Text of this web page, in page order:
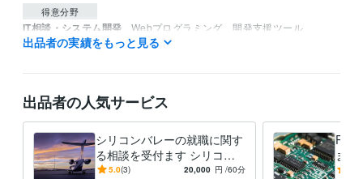
得意分野
IT相談・システム開発 Webプログラミング、開発支援ツール
システム設計 Webプログラミング
シリコンバレー システム開発
プログラムマネージメ
語学学習
海外履歴書
出品者の実績をもっと見る
出品者の人気サービス
シリコンバレーの就職に関す
る相談を受付ます シリコン
バレーの就職事情に関する情
5.0(3) 20,000 円 /60分
PCB
ま
豊富